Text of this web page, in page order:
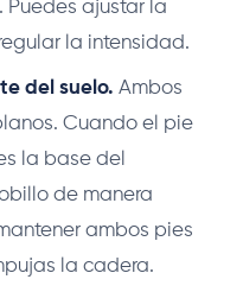
ajustar la
la intensidad.
del suelo. Ambos
Cuando el pie
la base del
de manera
ambos pies
la cadera.